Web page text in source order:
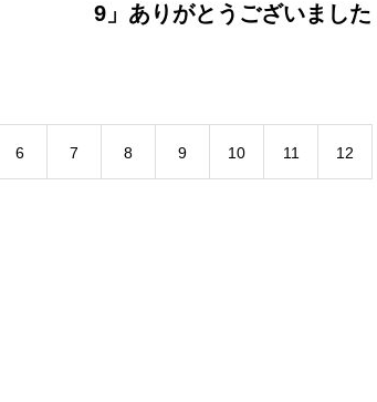
9」ありがとうございました
6 7 8 9 10 11 12